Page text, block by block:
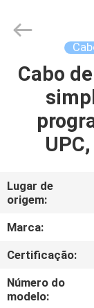
CASA
NÓS
EXCURSÃO
DA
FÁBRICA
Road
Enterprise
RightsCabo
Lugar de
origem:
Marca:
Certificação:
Número do
modelo: